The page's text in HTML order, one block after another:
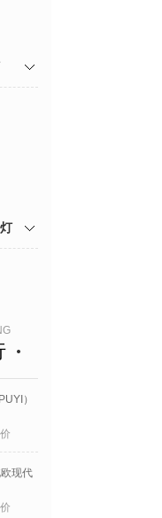
）
螺口
灯泡
三
现代
饭厅
吊灯